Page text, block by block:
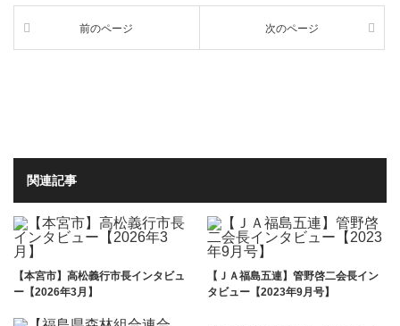
前のページ 次のページ
関連記事
【本宮市】高松義行市長インタビュ
ー【2026年3月】
【ＪＡ福島五連】管野啓二会長イン
タビュー【2023年9月号】